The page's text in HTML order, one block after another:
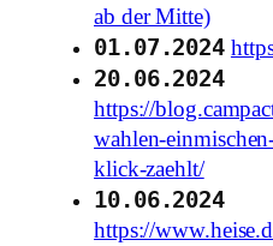
ab der Mitte)
01.07.2024
20.06.2024
https://
wahlen-
klick-zaehlt/
10.06.2024
https://